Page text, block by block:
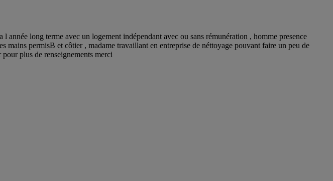
long terme avec un logement indépendant avec ou sans rémunération , homme presence
permisB et côtier , madame travaillant en entreprise de néttoyage pouvant faire un peu de
plus de renseignements merci